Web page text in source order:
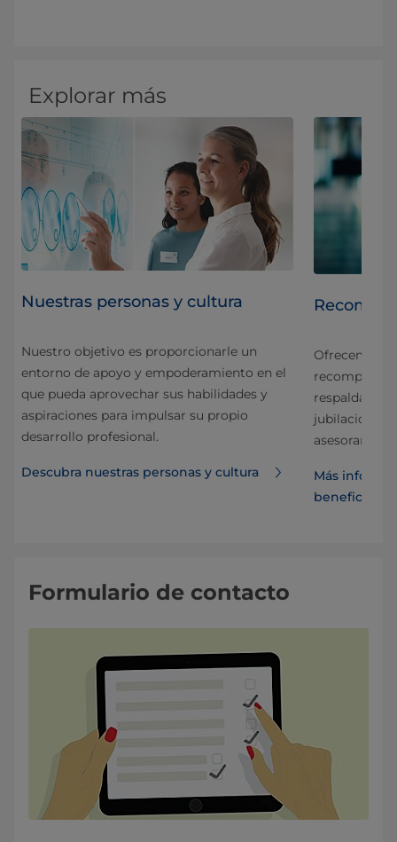
Explorar más
Nuestras personas y cultura
Nuestro objetivo es proporcionarle un
entorno de apoyo y empoderamiento en el
que pueda aprovechar sus habilidades y
aspiraciones para impulsar su propio
desarrollo profesional.
Descubra nuestras personas y cultura
Ofrecemos
respaldar el
jubilación
Más
beneficios
Formulario de contacto